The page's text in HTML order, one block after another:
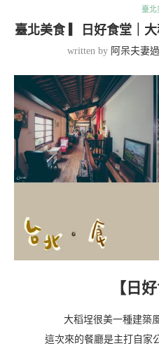
臺北
臺北美食 ▎日好食堂｜
written by 阿呆夫妻
【日
大稻埕很美一種建築
這次來的餐廳是主打自家